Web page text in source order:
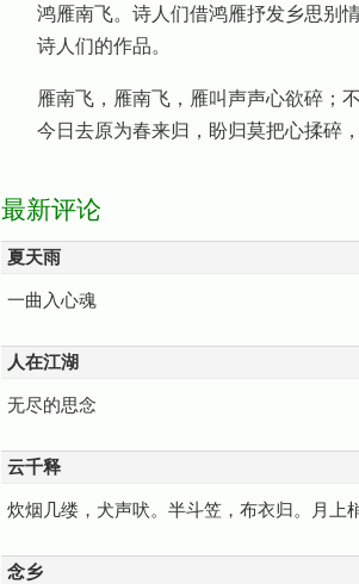
鸿雁南飞。诗人们借鸿雁抒发乡思别
诗人们的作品。
雁南飞，雁南飞，雁叫声声心欲碎；
今日去原为春来归，盼归莫把心揉碎
最新评论
夏天雨
一曲入心魂
人在江湖
无尽的思念
云千释
炊烟几缕，犬声吠。半斗笠，布衣归。月上
念乡